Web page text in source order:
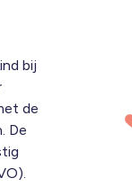
bij
de
De